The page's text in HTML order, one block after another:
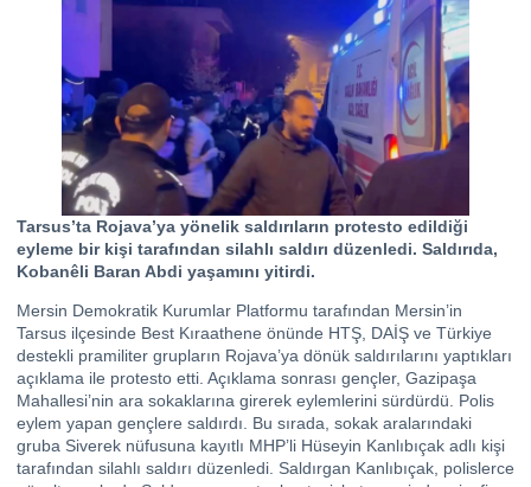
Tarsus’ta Rojava’ya yönelik saldırıların protesto edildiği
eyleme bir kişi tarafından silahlı saldırı düzenledi. Saldırıda,
Kobanêli Baran Abdi yaşamını yitirdi.
Mersin Demokratik Kurumlar Platformu tarafından Mersin’in
Tarsus ilçesinde Best Kıraathene önünde HTŞ, DAİŞ ve Türkiye
destekli pramiliter grupların Rojava’ya dönük saldırılarını yaptıkları
açıklama ile protesto etti. Açıklama sonrası gençler, Gazipaşa
Mahallesi’nin ara sokaklarına girerek eylemlerini sürdürdü. Polis
eylem yapan gençlere saldırdı. Bu sırada, sokak aralarındaki
gruba Siverek nüfusuna kayıtlı MHP’li Hüseyin Kanlıbıçak adlı kişi
tarafından silahlı saldırı düzenledi. Saldırgan Kanlıbıçak, polislerce